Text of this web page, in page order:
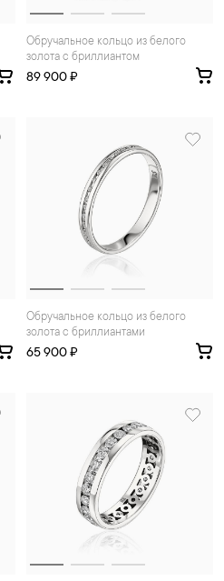
Обручальное кольцо из белого
золота с бриллиантом
89 900 ₽
Обручальное кольцо из белого
золота с бриллиантами
65 900 ₽